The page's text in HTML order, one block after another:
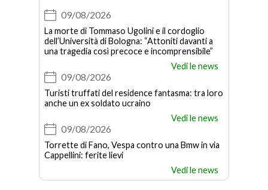
09/08/2026
La morte di Tommaso Ugolini e il cordoglio
dell’Università di Bologna: “Attoniti davanti a
una tragedia così precoce e incomprensibile”
Vedi le news
09/08/2026
Turisti truffati del residence fantasma: tra loro
anche un ex soldato ucraino
Vedi le news
09/08/2026
Torrette di Fano, Vespa contro una Bmw in via
Cappellini: ferite lievi
Vedi le news